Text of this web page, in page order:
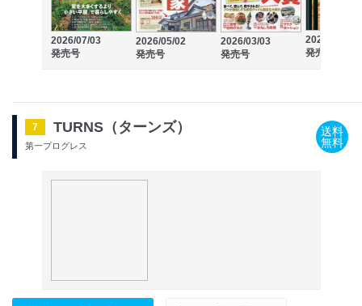
2026/07/03
発売号
2026/05/02
発売号
2026/03/03
発売号
2026/02/03
発売号
7 TURNS（ターンズ）
第一プログレス
送料
無料